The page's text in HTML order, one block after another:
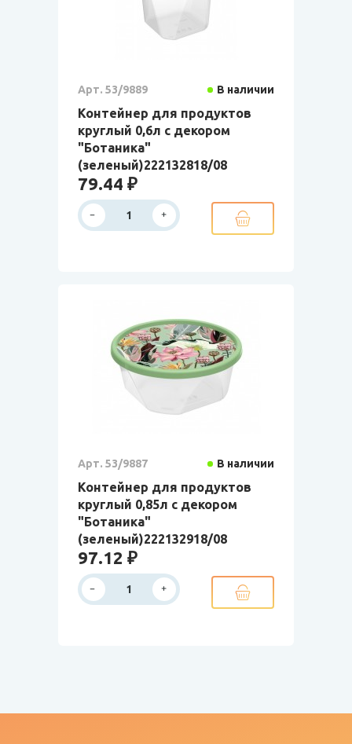
Арт. 53/9889 В наличии
Контейнер для продуктов
круглый 0,6л с декором
"Ботаника"
(зеленый)222132818/08
79.44 ₽
Арт. 53/9887 В наличии
Контейнер для продуктов
круглый 0,85л с декором
"Ботаника"
(зеленый)222132918/08
97.12 ₽